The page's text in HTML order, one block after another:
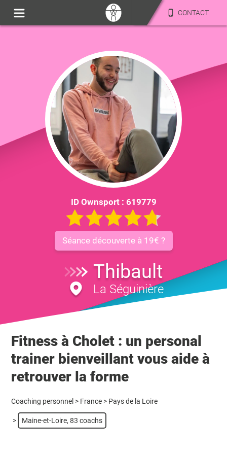
CONTACT
ID Ownsport : 619779
Séance découverte à 19€ ?
Thibault
La Séguinière
Fitness à Cholet : un personal
trainer bienveillant vous aide à
retrouver la forme
Coaching personnel > France > Pays de la Loire
> Maine-et-Loire, 83 coachs